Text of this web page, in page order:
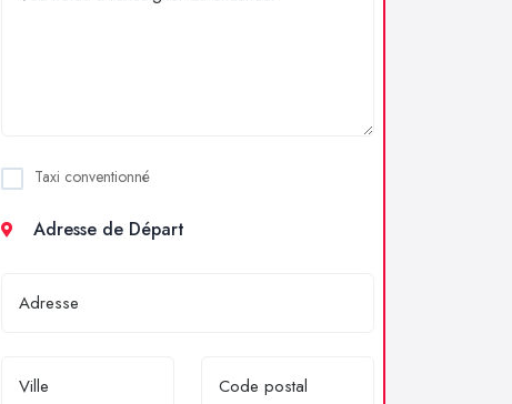
Taxi conventionné
Adresse de Départ